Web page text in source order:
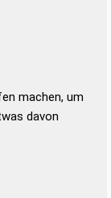
machen, um
davon